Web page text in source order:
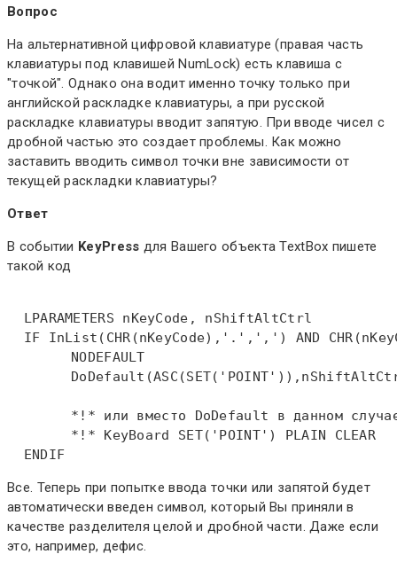
Вопрос
На альтернативной цифровой клавиатуре (правая часть
клавиатуры под клавишей NumLock) есть клавиша с
"точкой". Однако она водит именно точку только при
английской раскладке клавиатуры, а при русской
раскладке клавиатуры вводит запятую. При вводе чисел с
дробной частью это создает проблемы. Как можно
заставить вводить символ точки вне зависимости от
текущей раскладки клавиатуры?
Ответ
В событии KeyPress для Вашего объекта TextBox пишете
такой код
LPARAMETERS nKeyCode, nShiftAltCtrl
IF
InList ( CHR (nKeyCode),'.',',') AND CHR
  	DoDefault(
ASC (SET(' POINT
*!* или вместо DoDefault в данном
*!* KeyBoard SET('POINT') PLAIN CLEAR
ENDIF
Все. Теперь при попытке ввода точки или запятой будет
автоматически введен символ, который Вы приняли в
качестве разделителя целой и дробной части. Даже если
это, например, дефис.